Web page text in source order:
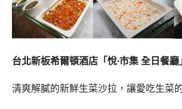
台北新板希爾頓酒店「悅∙市集 全日餐廳
清爽解膩的新鮮生菜沙拉，讓愛吃生菜